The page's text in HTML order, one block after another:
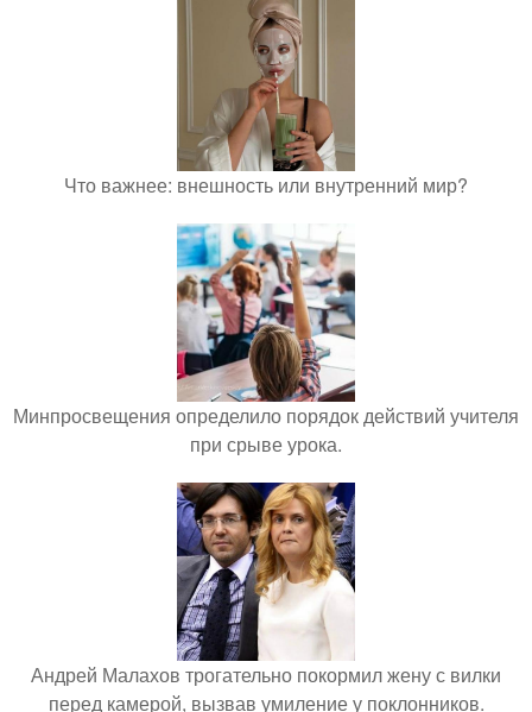
Что важнее: внешность или внутренний мир?
Минпросвещения определило порядок действий учителя
при срыве урока.
Андрей Малахов трогательно покормил жену с вилки
перед камерой, вызвав умиление у поклонников.